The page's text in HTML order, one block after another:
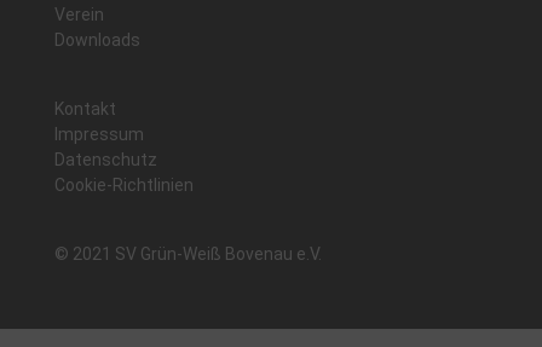
Verein
Downloads
Kontakt
Impressum
Datenschutz
Cookie-Richtlinien
© 2021 SV Grün-Weiß Bovenau e.V.